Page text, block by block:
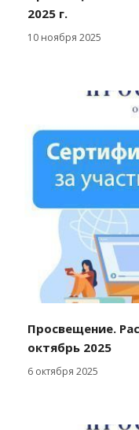
2025 г.
10 ноября 2025
Просвещение.
октябрь 2025
6 октября 2025